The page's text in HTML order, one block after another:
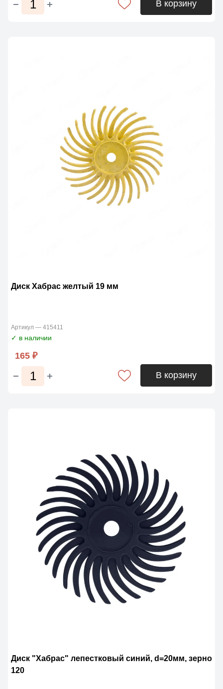
В корзину
Диск Хабрас желтый 19 мм
Артикул — 415411
✓ в наличии
165 ₽
В корзину
Диск "Хабрас" лепестковый синий, d=20мм, зерно
120